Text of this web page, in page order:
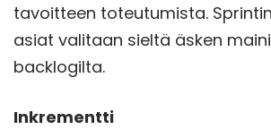
tavoitteen toteutumista.
asiat valitaan sieltä äsken
backlogilta.
Inkrementti